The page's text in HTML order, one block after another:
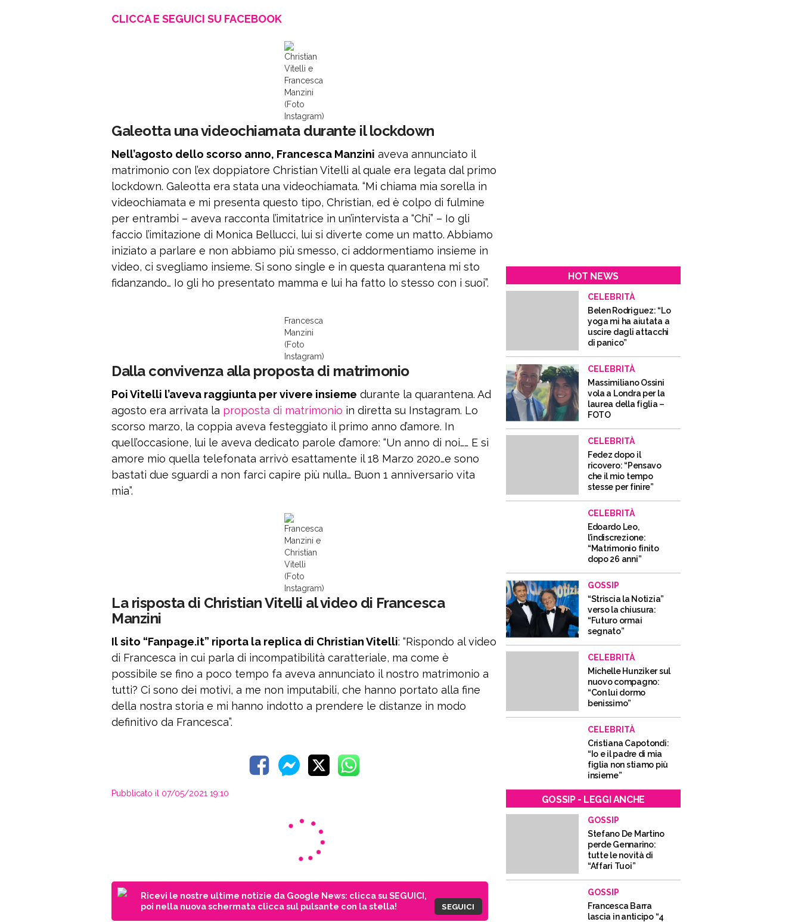
CLICCA E SEGUICI SU FACEBOOK
Christian
Vitelli e
Francesca
Manzini
(Foto
Instagram)
Galeotta una videochiamata durante il lockdown
Nell’agosto dello scorso anno, Francesca Manzini aveva annunciato il
matrimonio con l’ex doppiatore Christian Vitelli al quale era legata dal primo
lockdown. Galeotta era stata una videochiamata. “Mi chiama mia sorella in
videochiamata e mi presenta questo tipo, Christian, ed è colpo di fulmine
per entrambi – aveva racconta l’imitatrice in un’intervista a “Chi” – Io gli
faccio l’imitazione di Monica Bellucci, lui si diverte come un matto. Abbiamo
iniziato a parlare e non abbiamo più smesso, ci addormentiamo insieme in
video, ci svegliamo insieme. Si sono single e in questa quarantena mi sto
fidanzando… Io gli ho presentato mamma e lui ha fatto lo stesso con i suoi”.
Francesca
Manzini
(Foto
Instagram)
Dalla convivenza alla proposta di matrimonio
Poi Vitelli l’aveva raggiunta per vivere insieme durante la quarantena. Ad
agosto era arrivata la proposta di matrimonio in diretta su Instagram. Lo
scorso marzo, la coppia aveva festeggiato il primo anno d’amore. In
quell’occasione, lui le aveva dedicato parole d’amore: “Un anno di noi…… E sì
amore mio quella telefonata arrivò esattamente il 18 Marzo 2020…e sono
bastati due sguardi a non farci capire più nulla… Buon 1 anniversario vita
mia”.
Francesca
Manzini e
Christian
Vitelli
(Foto
Instagram)
La risposta di Christian Vitelli al video di Francesca
Manzini
Il sito “Fanpage.it” riporta la replica di Christian Vitelli: “Rispondo al video
di Francesca in cui parla di incompatibilità caratteriale, ma come è
possibile se fino a poco tempo fa aveva annunciato il nostro matrimonio a
tutti? Ci sono dei motivi, a me non imputabili, che hanno portato alla fine
della nostra storia e mi hanno indotto a prendere le distanze in modo
definitivo da Francesca”.
Pubblicato il 07/05/2021 19:10
Ricevi le nostre ultime notizie da Google News: clicca su SEGUICI,
poi nella nuova schermata clicca sul pulsante con la stella!
SEGUICI
HOT NEWS
CELEBRITÀ
Belen Rodriguez: “Lo
yoga mi ha aiutata a
uscire dagli attacchi
di panico”
CELEBRITÀ
Massimiliano Ossini
vola a Londra per la
laurea della figlia –
FOTO
CELEBRITÀ
Fedez dopo il
ricovero: “Pensavo
che il mio tempo
stesse per finire”
CELEBRITÀ
Edoardo Leo,
l’indiscrezione:
“Matrimonio finito
dopo 26 anni”
GOSSIP
“Striscia la Notizia”
verso la chiusura:
“Futuro ormai
segnato”
CELEBRITÀ
Michelle Hunziker sul
nuovo compagno:
“Con lui dormo
benissimo”
CELEBRITÀ
Cristiana Capotondi:
“Io e il padre di mia
figlia non stiamo più
insieme”
GOSSIP - LEGGI ANCHE
GOSSIP
Stefano De Martino
perde Gennarino:
tutte le novità di
“Affari Tuoi”
GOSSIP
Francesca Barra
lascia in anticipo “4